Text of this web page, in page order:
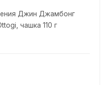
Джин Джамбонг
чашка 110 г